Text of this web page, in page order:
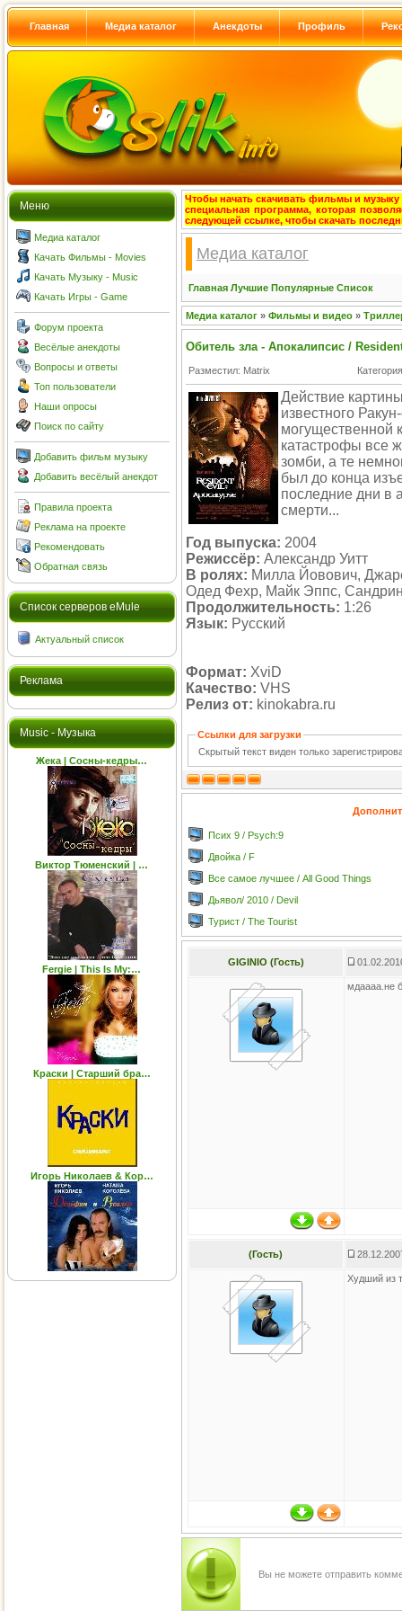
Главная Медиа каталог Анекдоты Профиль
Меню
Медиа каталог
Качать Фильмы - Movies
Качать Музыку - Music
Качать Игры - Game
Форум проекта
Весёлые анекдоты
Вопросы и ответы
Топ пользователи
Наши опросы
Поиск по сайту
Добавить фильм музыку
Добавить весёлый анекдот
Правила проекта
Реклама на проекте
Рекомендовать
Обратная связь
Cписок серверов eMule
Актуальный список
Реклама
Music - Музыка
Жека | Сосны-кедры…
Виктор Тюменский | …
Fergie | This Is My:…
Краски | Старший бра…
Игорь Николаев & Кор…
Чтобы начать скачивать фильмы и музыку
специальная программа, которая
следующей ссылке, чтобы скачать
Медиа каталог
Главная Лучшие Популярные Список
Медиа каталог » Фильмы и видео »
Обитель зла - Апокалипсис /
Разместил: Matrix
Действие
известного
могущественной
катастрофы все
зомби, а те
был до конца
последние дни в
смерти...
Год выпуска: 2004
Режиссёр: Александр Уитт
В ролях: Милла Йовович,
Одед Фехр, Майк Эппс,
Продолжительность: 1:26
Язык: Русский
Формат: XviD
Качество: VHS
Релиз от: kinokabra.ru
Ссылки для загрузки
Скрытый текст виден только
Псих 9 / Psych:9
Двойка / F
Все самое лучшее / All Good Things
Дьявол/ 2010 / Devil
Турист / The Tourist
GIGINIO (Гость)
мдаааа.не
(Гость)
Худший из
Вы не можете отправить